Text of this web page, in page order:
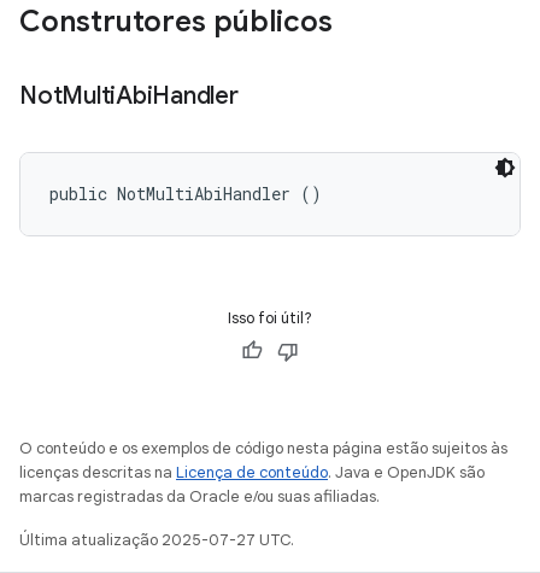
Construtores públicos
NotMultiAbiHandler
public NotMultiAbiHandler ()
Isso foi útil?
O conteúdo e os exemplos de código nesta página estão sujeitos às
licenças descritas na Licença de conteúdo. Java e OpenJDK são
marcas registradas da Oracle e/ou suas afiliadas.
Última atualização 2025-07-27 UTC.